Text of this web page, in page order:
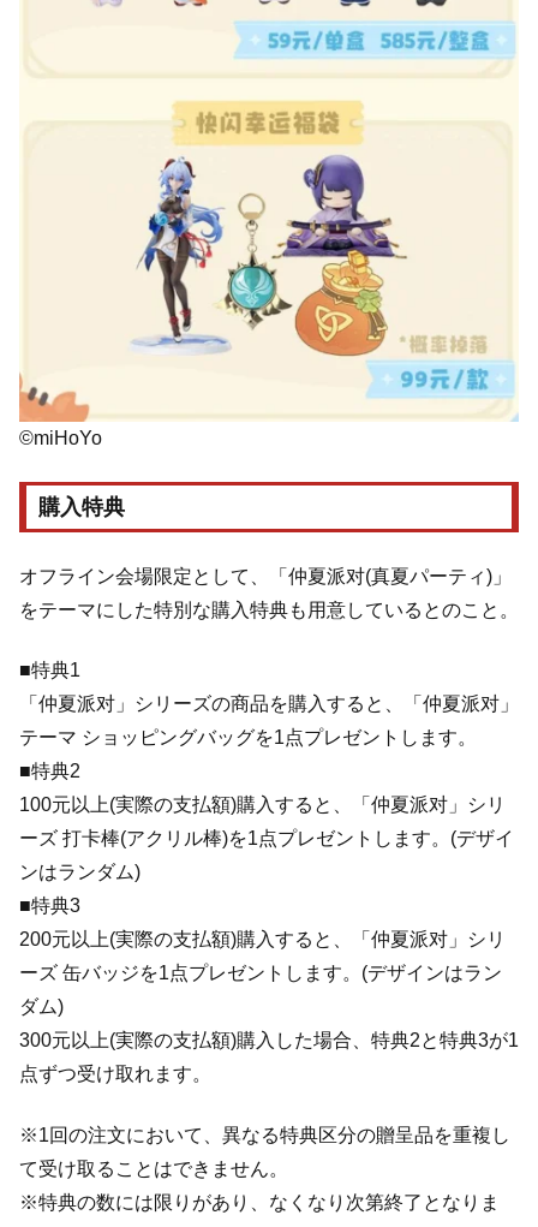
©miHoYo
購入特典
オフライン会場限定として、「仲夏派对(真夏パーティ)」
をテーマにした特別な購入特典も用意しているとのこと。
■特典1
「仲夏派对」シリーズの商品を購入すると、「仲夏派对」
テーマ ショッピングバッグを1点プレゼントします。
■特典2
100元以上(実際の支払額)購入すると、「仲夏派对」シリ
ーズ 打卡棒(アクリル棒)を1点プレゼントします。(デザイ
ンはランダム)
■特典3
200元以上(実際の支払額)購入すると、「仲夏派对」シリ
ーズ 缶バッジを1点プレゼントします。(デザインはラン
ダム)
300元以上(実際の支払額)購入した場合、特典2と特典3が1
点ずつ受け取れます。
※1回の注文において、異なる特典区分の贈呈品を重複し
て受け取ることはできません。
※特典の数には限りがあり、なくなり次第終了となりま